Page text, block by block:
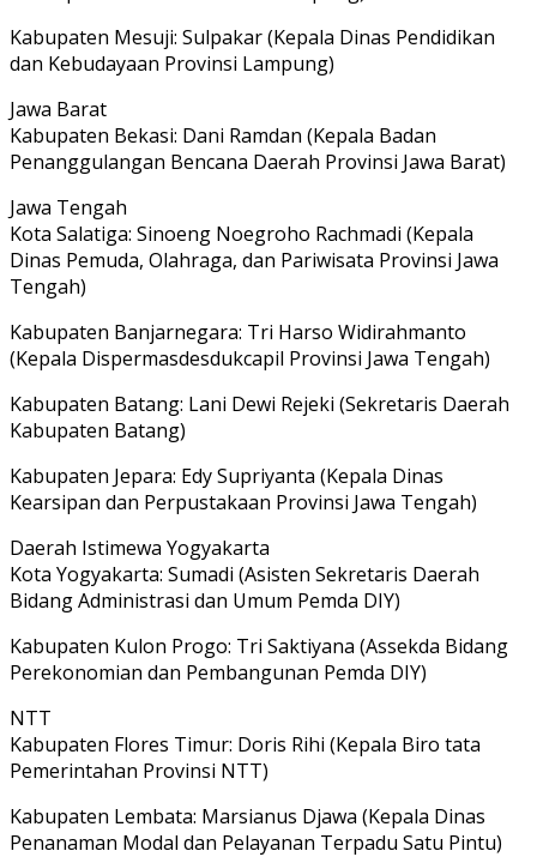
Kabupaten Mesuji: Sulpakar (Kepala Dinas Pendidikan
dan Kebudayaan Provinsi Lampung)
Jawa Barat
Kabupaten Bekasi: Dani Ramdan (Kepala Badan
Penanggulangan Bencana Daerah Provinsi Jawa Barat)
Jawa Tengah
Kota Salatiga: Sinoeng Noegroho Rachmadi (Kepala
Dinas Pemuda, Olahraga, dan Pariwisata Provinsi Jawa
Tengah)
Kabupaten Banjarnegara: Tri Harso Widirahmanto
(Kepala Dispermasdesdukcapil Provinsi Jawa Tengah)
Kabupaten Batang: Lani Dewi Rejeki (Sekretaris Daerah
Kabupaten Batang)
Kabupaten Jepara: Edy Supriyanta (Kepala Dinas
Kearsipan dan Perpustakaan Provinsi Jawa Tengah)
Daerah Istimewa Yogyakarta
Kota Yogyakarta: Sumadi (Asisten Sekretaris Daerah
Bidang Administrasi dan Umum Pemda DIY)
Kabupaten Kulon Progo: Tri Saktiyana (Assekda Bidang
Perekonomian dan Pembangunan Pemda DIY)
NTT
Kabupaten Flores Timur: Doris Rihi (Kepala Biro tata
Pemerintahan Provinsi NTT)
Kabupaten Lembata: Marsianus Djawa (Kepala Dinas
Penanaman Modal dan Pelayanan Terpadu Satu Pintu)